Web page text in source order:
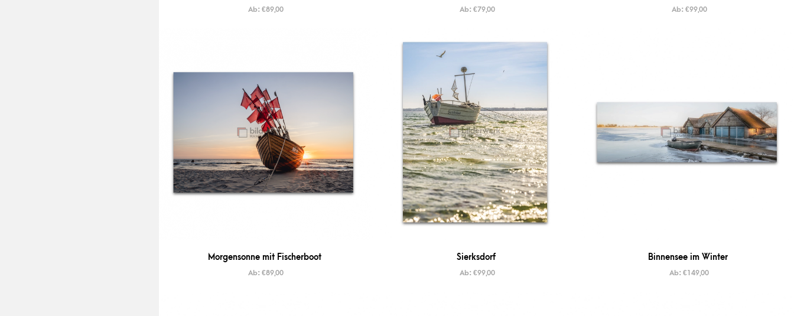
Ab: €89,00 Ab:€79,00 Ab: €99,00
Morgensonne mit Fischerboot
Ab: €89,00
Sierksdorf
Ab:€99,00
Binnensee im Winter
Ab:€149,00